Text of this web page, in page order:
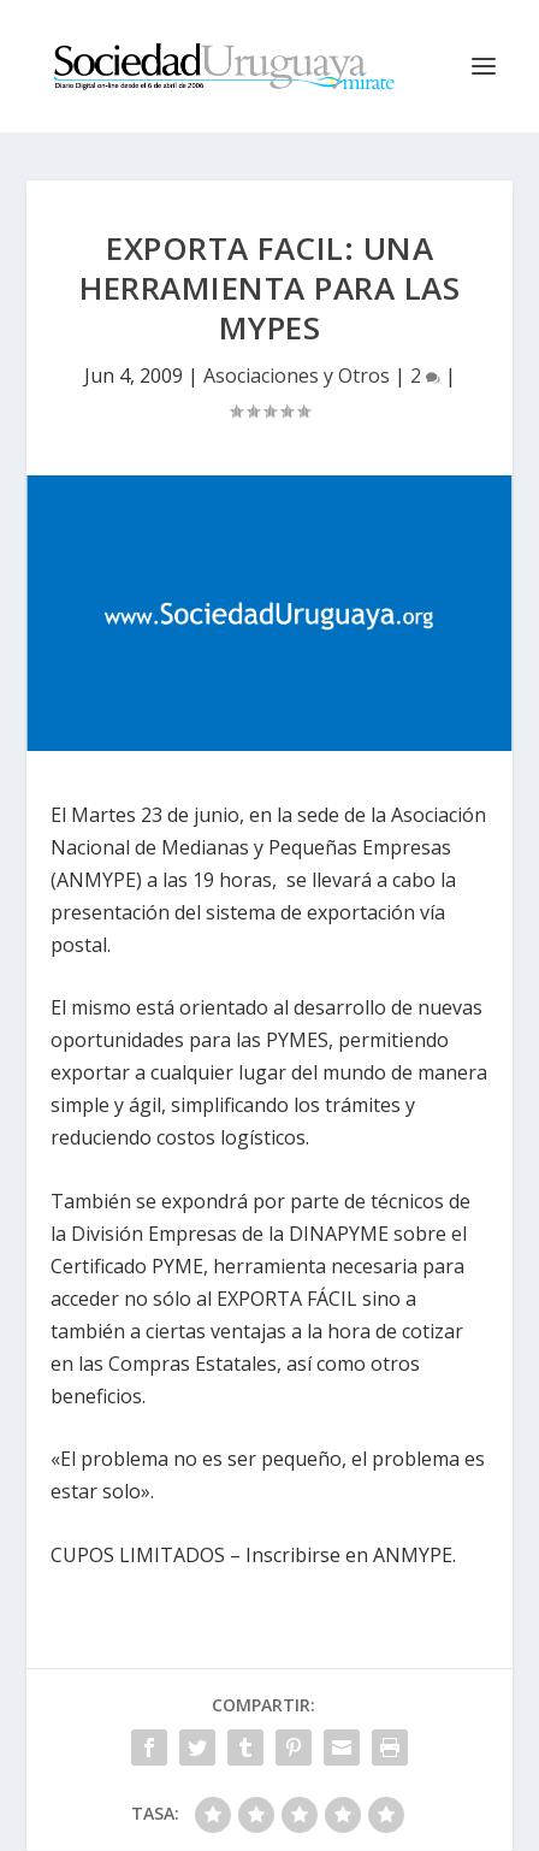
EXPORTA FACIL: UNA
HERRAMIENTA PARA LAS
MYPES
Jun 4, 2009 | Asociaciones y Otros | 2 |
El Martes 23 de junio, en la sede de la Asociación
Nacional de Medianas y Pequeñas Empresas
(ANMYPE) a las 19 horas, se llevará a cabo la
presentación del sistema de exportación vía
postal.
El mismo está orientado al desarrollo de nuevas
oportunidades para las PYMES, permitiendo
exportar a cualquier lugar del mundo de manera
simple y ágil, simplificando los trámites y
reduciendo costos logísticos.
También se expondrá por parte de técnicos de
la División Empresas de la DINAPYME sobre el
Certificado PYME, herramienta necesaria para
acceder no sólo al EXPORTA FÁCIL sino a
también a ciertas ventajas a la hora de cotizar
en las Compras Estatales, así como otros
beneficios.
«El problema no es ser pequeño, el problema es
estar solo».
CUPOS LIMITADOS – Inscribirse en ANMYPE.
COMPARTIR:
TASA: